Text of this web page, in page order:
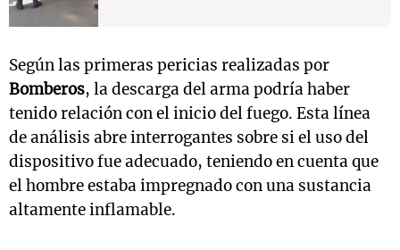
Según las primeras pericias realizadas por
Bomberos, la descarga del arma podría haber
tenido relación con el inicio del fuego. Esta línea
de análisis abre interrogantes sobre si el uso del
dispositivo fue adecuado, teniendo en cuenta que
el hombre estaba impregnado con una sustancia
altamente inflamable.